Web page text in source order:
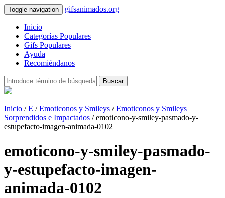
Toggle navigation gifsanimados.org
Inicio
Categorías Populares
Gifs Populares
Ayuda
Recomiéndanos
Buscar
Inicio /E /Emoticonos y Smileys /Emoticonos y Smileys
Sorprendidos e Impactados / emoticono-y-smiley-pasmado-y-
estupefacto-imagen-animada-0102
emoticono-y-smiley-pasmado-
y-estupefacto-imagen-
animada-0102